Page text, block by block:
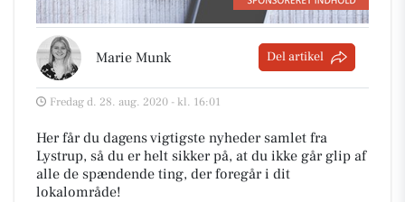
Marie Munk Del artikel
Fredag d. 28. aug. 2020 - kl. 16:01
Her får du dagens vigtigste nyheder samlet fra
Lystrup, så du er helt sikker på, at du ikke går glip af
alle de spændende ting, der foregår i dit
lokalområde!